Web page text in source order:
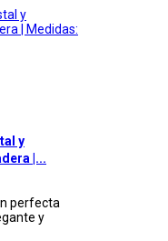
y
|...
perfecta
y